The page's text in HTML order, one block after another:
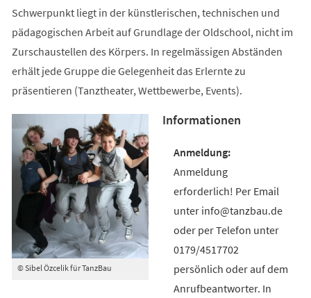
Schwerpunkt liegt in der künstlerischen, technischen und
pädagogischen Arbeit auf Grundlage der Oldschool, nicht im
Zurschaustellen des Körpers. In regelmässigen Abständen
erhält jede Gruppe die Gelegenheit das Erlernte zu
präsentieren (Tanztheater, Wettbewerbe, Events).
© Sibel Özcelik für TanzBau
Informationen
Anmeldung
erforderlich! Per Email
unter info@tanzbau.de
oder per Telefon unter
0179/4517702
persönlich oder auf dem
Anrufbeantworter. In